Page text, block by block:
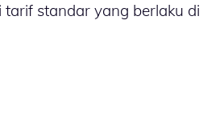
tarif standar yang berlaku di